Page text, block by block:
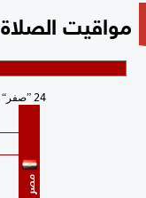
مواقيت الصلاة
24 صفر
مصر